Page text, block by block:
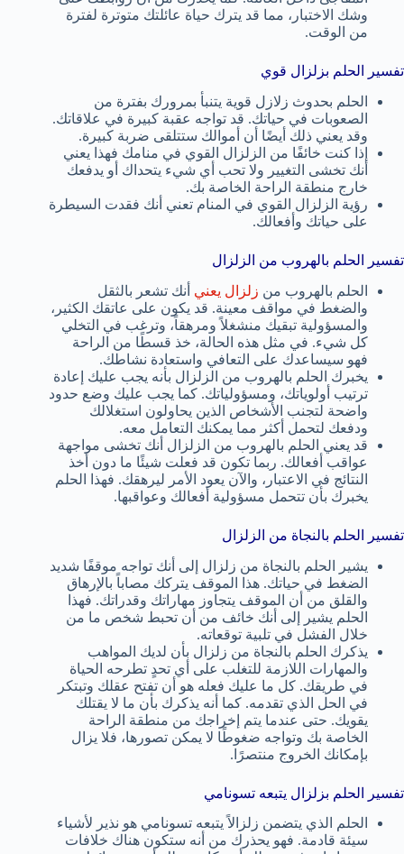
وشك الاختبار، مما قد يترك حياة عائلتك متوترة لفترة
من الوقت.
تفسير الحلم بزلزال قوي
الحلم بحدوث زلازل قوية يتنبأ بمرورك بفترة من
الصعوبات في حياتك. قد تواجه عقبة كبيرة في علاقاتك.
وقد يعني ذلك أيضًا أن أموالك ستتلقى ضربة كبيرة.
إذا كنت خائفًا من الزلزال القوي في منامك فهذا يعني
أنك تخشى التغيير ولا تحب أي شيء يتحداك أو يدفعك
خارج منطقة الراحة الخاصة بك.
رؤية الزلزال القوي في المنام تعني أنك فقدت السيطرة
على حياتك وأفعالك.
تفسير الحلم بالهروب من الزلزال
الحلم بالهروب من زلزال يعني أنك تشعر بالثقل
والضغط في مواقف معينة. قد يكون على عاتقك الكثير،
والمسؤولية تبقيك منشغلاً ومرهقاً، وترغب في التخلي
كل شيء. في مثل هذه الحالة، خذ قسطًا من الراحة
فهو سيساعدك على التعافي واستعادة نشاطك.
يخبرك الحلم بالهروب من الزلزال بأنه يجب عليك إعادة
ترتيب أولوياتك، ومسؤولياتك. كما يجب عليك وضع حدود
واضحة لتجنب الأشخاص الذين يحاولون استغلالك
ودفعك لتحمل أكثر مما يمكنك التعامل معه.
قد يعني الحلم بالهروب من الزلزال أنك تخشى مواجهة
عواقب أفعالك. ربما تكون قد فعلت شيئًا ما دون أخذ
النتائج في الاعتبار، والآن يعود الأمر ليرهقك. فهذا الحلم
يخبرك بأن تتحمل مسؤولية أفعالك وعواقبها.
تفسير الحلم بالنجاة من الزلزال
يشير الحلم بالنجاة من زلزال إلى أنك تواجه موقفًا شديد
الضغط في حياتك. هذا الموقف يتركك مصاباً بالإرهاق
والقلق من أن الموقف يتجاوز مهاراتك وقدراتك. فهذا
الحلم يشير إلى أنك خائف من أن تحبط شخص ما من
خلال الفشل في تلبية توقعاته.
يذكرك الحلم بالنجاة من زلزال بأن لديك المواهب
والمهارات اللازمة للتغلب على أي تحدٍ تطرحه الحياة
في طريقك. كل ما عليك فعله هو أن تفتح عقلك وتبتكر
في الحل الذي تقدمه. كما أنه يذكرك بأن ما لا يقتلك
يقويك. حتى عندما يتم إخراجك من منطقة الراحة
الخاصة بك وتواجه ضغوطًا لا يمكن تصورها، فلا يزال
بإمكانك الخروج منتصرًا.
تفسير الحلم بزلزال يتبعه تسونامي
الحلم الذي يتضمن زلزالاً يتبعه تسونامي هو نذير لأشياء
سيئة قادمة. فهو يحذرك من أنه ستكون هناك خلافات